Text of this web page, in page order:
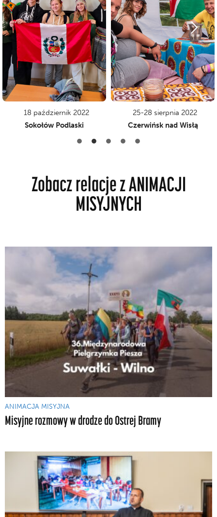
SOKOŁÓW
PODLASKI
W październiku w Zespole
Szkół Salezjańskich w
Sokołowie Podlaskim
odbyła się animacja misyjna
dla młodzieży. Poprowadzili
ją: Carmen, która pochodzi
18 październik 2022
Sokołów Podlaski
CZERWIŃSK NAD
WISŁĄ
W dniach 25-28 sierpnia
2022 Czerwińsk nad Wisłą
stał się miejscem modlitwy i
zabawy, podczas festiwalu
dla młodych Campo Bosco.
Tegoroczna edycja
25-28 sierpnia 2022
Czerwińsk nad Wisłą
Zobacz relacje z ANIMACJI
MISYJNYCH
ANIMACJA MISYJNA
Misyjne rozmowy w drodze do Ostrej Bramy